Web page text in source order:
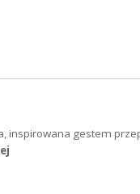
inspirowana gestem